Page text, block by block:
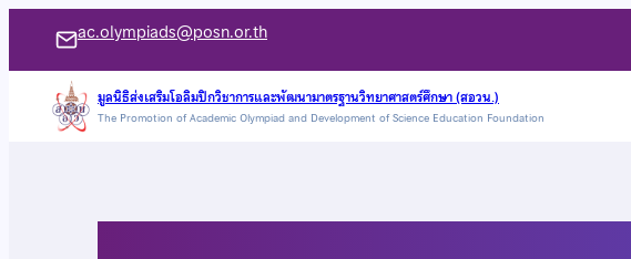
เนื้อหา
ac.olympiads@posn.or.th
มูลนิธิส่งเสริมโอลิมปิกวิชาการและพัฒนามาตรฐานวิทยาศาสตร์ศึกษา (สอวน.)
The Promotion of Academic Olympiad and Development of Science Education Foundation